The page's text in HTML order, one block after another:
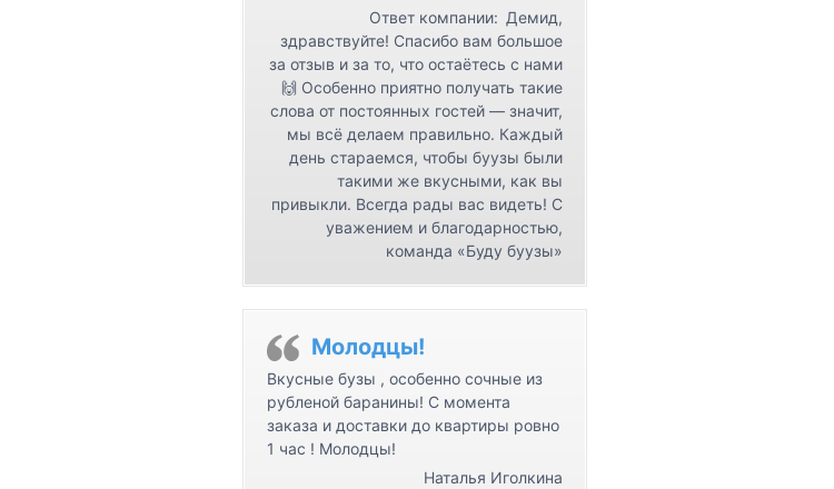
Ответ компании: Демид,
здравствуйте! Спасибо вам большое
за отзыв и за то, что остаётесь с нами
🙌 Особенно приятно получать такие
слова от постоянных гостей — значит,
мы всё делаем правильно. Каждый
день стараемся, чтобы буузы были
такими же вкусными, как вы
привыкли. Всегда рады вас видеть! С
уважением и благодарностью,
команда «Буду буузы»
Молодцы!
Вкусные бузы , особенно сочные из
рубленой баранины! С момента
заказа и доставки до квартиры ровно
1 час ! Молодцы!
Наталья Иголкина